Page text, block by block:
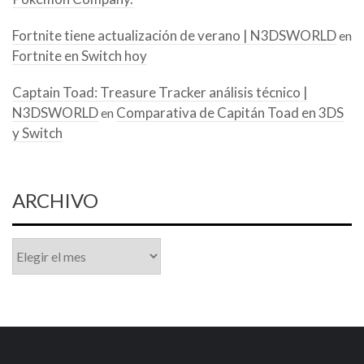
Fortnite tiene actualización de verano | N3DSWORLDen
Fortnite en Switch hoy
Captain Toad: Treasure Tracker análisis técnico |
N3DSWORLDen Comparativa de Capitán Toad en 3DS
y Switch
ARCHIVO